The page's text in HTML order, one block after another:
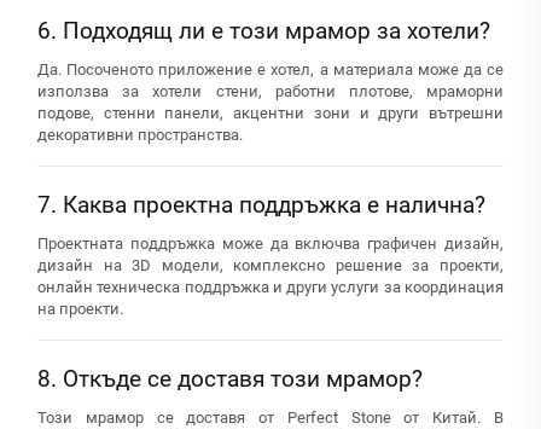
6. Подходящ ли е този мрамор за хотели?
Да. Посоченото приложение е хотел, а материала може да се
използва за хотели стени, работни плотове, мраморни
подове, стенни панели, акцентни зони и други вътрешни
декоративни пространства.
7. Каква проектна поддръжка е налична?
Проектната поддръжка може да включва графичен дизайн,
дизайн на 3D модели, комплексно решение за проекти,
онлайн техническа поддръжка и други услуги за координация
на проекти.
8. Откъде се доставя този мрамор?
Този мрамор се доставя от Perfect Stone от Китай. В